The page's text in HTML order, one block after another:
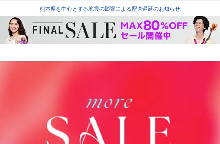
熊本県を中心とする地震の影響による配送遅延のお知らせ